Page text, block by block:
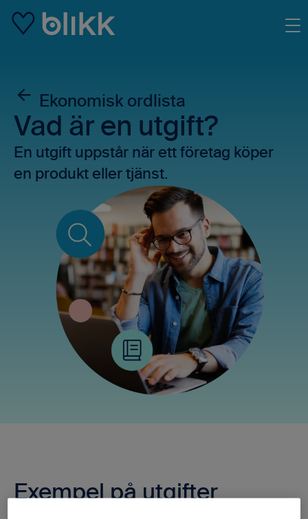
Ekonomisk ordlista
Vad är en utgift?
En utgift uppstår när ett företag köper
en produkt eller tjänst.
Exempel på utgifter